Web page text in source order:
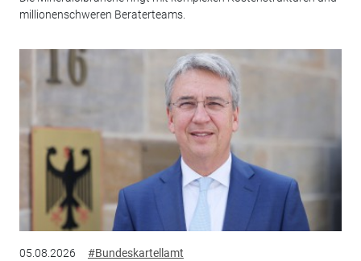
millionenschweren Beraterteams.
05.08.2026 #Bundeskartellamt